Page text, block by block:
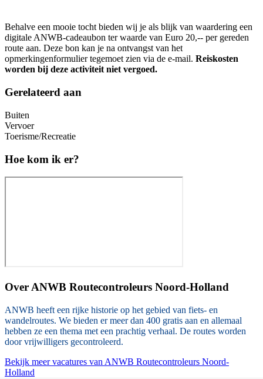
Behalve een mooie tocht bieden wij je als blijk van waardering een
digitale ANWB-cadeaubon ter waarde van Euro 20,-- per gereden
route aan. Deze bon kan je na ontvangst van het
opmerkingenformulier tegemoet zien via de e-mail. Reiskosten
worden bij deze activiteit niet vergoed.
Gerelateerd aan
Buiten
Vervoer
Toerisme/Recreatie
Hoe kom ik er?
Over ANWB Routecontroleurs Noord-Holland
ANWB heeft een rijke historie op het gebied van fiets- en
wandelroutes. We bieden er meer dan 400 gratis aan en allemaal
hebben ze een thema met een prachtig verhaal. De routes worden
door vrijwilligers gecontroleerd.
Bekijk meer vacatures van ANWB Routecontroleurs Noord-
Holland